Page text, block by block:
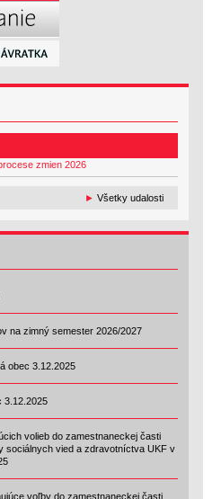
zmien 2026
► Všetky udalosti
na zimný semester 2026/2027
obec 3.12.2025
3.12.2025
volieb do zamestnaneckej časti
sociálnych vied a zdravotníctva UKF v
voľby do zamestnaneckej časti